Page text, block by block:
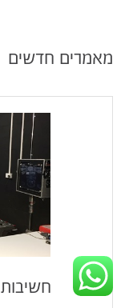
מאמרים חדשים